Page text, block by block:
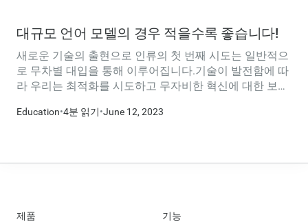
대규모 언어 모델의 경우 적을수록 좋습니다!
새로운 기술의 출현으로 인류의 첫 번째 시도는 일반적으
로 무차별 대입을 통해 이루어집니다.기술이 발전함에 따
라 우리는 최적화를 시도하고 무자비한 혁신에 대한 보다
Education•4분 읽기•June 12, 2023
제품
기능